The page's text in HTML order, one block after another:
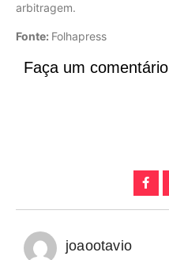
arbitragem.
Fonte: Folhapress
Faça um comentário
joaootavio